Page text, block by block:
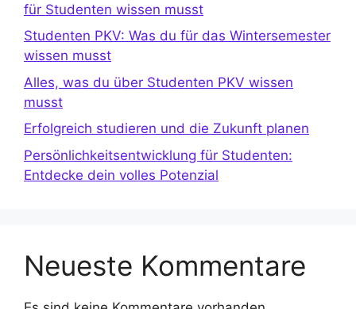
für Studenten wissen musst
Studenten PKV: Was du für das Wintersemester
wissen musst
Alles, was du über Studenten PKV wissen
musst
Erfolgreich studieren und die Zukunft planen
Persönlichkeitsentwicklung für Studenten:
Entdecke dein volles Potenzial
Neueste Kommentare